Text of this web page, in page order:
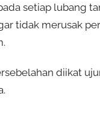
setiap lubang
tidak merusak
diikat